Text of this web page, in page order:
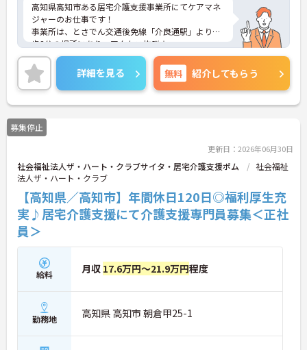
高知県高知市ある居宅介護支援事業所にてケアマネ
ジャーのお仕事です！
事業所は、とさでん交通後免線「介良通駅」より徒
歩2分の場所にあり、アクセス抜群☆
また、無料の駐車場を完備しており、マイカー通勤
も可能と便利です！
土日休みの完全週休2日制♪年間休日は120日と多
く、プライベートと仕事が両立しやすいのもおすす
めしたいポイントのひとつ！
ご興味がある方は是非一度マイナビまでお問い合わ
せください！さらに詳細などお伝えします！！
詳細を見る 無料 紹介してもらう
募集停止
更新日：2026年06月30日
社会福祉法人ザ・ハート・クラブサイタ・居宅介護支援ポム
社会福祉
法人ザ・ハート・クラブ
【高知県／高知市】年間休日120日◎福利厚生充
実♪居宅介護支援にて介護支援専門員募集＜正社
員＞
給料 月収 17.6万円～21.9万円程度
勤務地 高知県 高知市 朝倉甲25-1